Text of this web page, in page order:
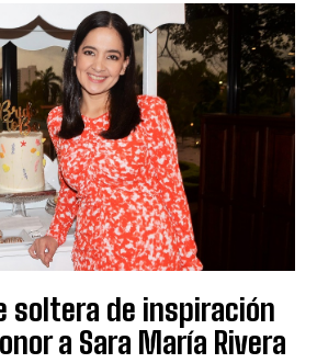
soltera de inspiración
a Sara María Rivera